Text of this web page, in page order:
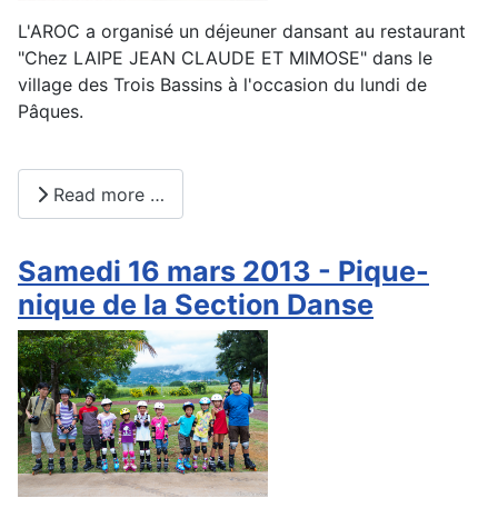
L'AROC a organisé un déjeuner dansant au restaurant
"Chez LAIPE JEAN CLAUDE ET MIMOSE" dans le
village des Trois Bassins à l'occasion du lundi de
Pâques.
Read more …
Samedi 16 mars 2013 - Pique-
nique de la Section Danse